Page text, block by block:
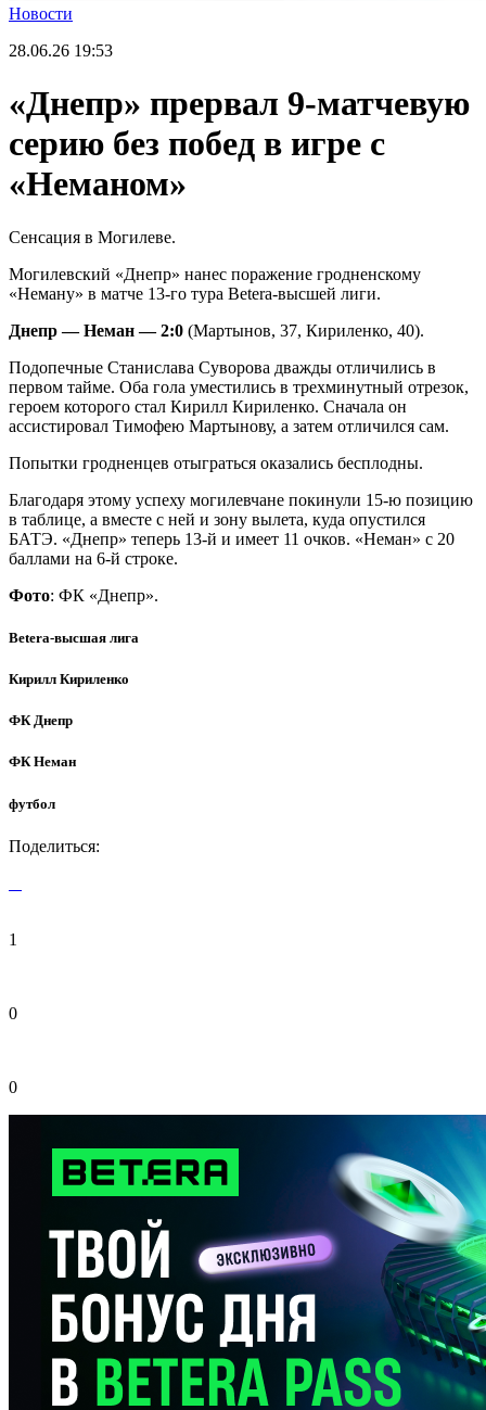
Новости
28.06.26 19:53
«Днепр» прервал 9-матчевую
серию без побед в игре с
«Неманом»
Сенсация в Могилеве.
Могилевский «Днепр» нанес поражение гродненскому
«Неману» в матче 13-го тура Betera-высшей лиги.
Днепр — Неман — 2:0 (Мартынов, 37, Кириленко, 40).
Подопечные Станислава Суворова дважды отличились в
первом тайме. Оба гола уместились в трехминутный отрезок,
героем которого стал Кирилл Кириленко. Сначала он
ассистировал Тимофею Мартынову, а затем отличился сам.
Попытки гродненцев отыграться оказались бесплодны.
Благодаря этому успеху могилевчане покинули 15-ю позицию
в таблице, а вместе с ней и зону вылета, куда опустился
БАТЭ. «Днепр» теперь 13-й и имеет 11 очков. «Неман» с 20
баллами на 6-й строке.
Фото: ФК «Днепр».
Betera-высшая лига
Кирилл Кириленко
ФК Днепр
ФК Неман
футбол
Поделиться:
1
0
0